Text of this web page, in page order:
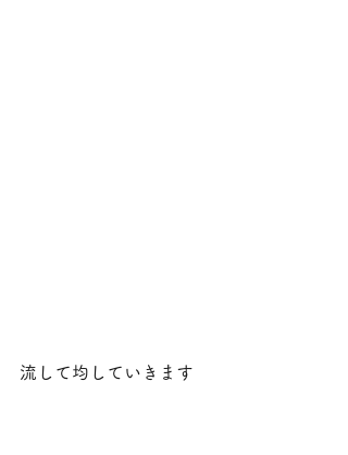
流して均していきます